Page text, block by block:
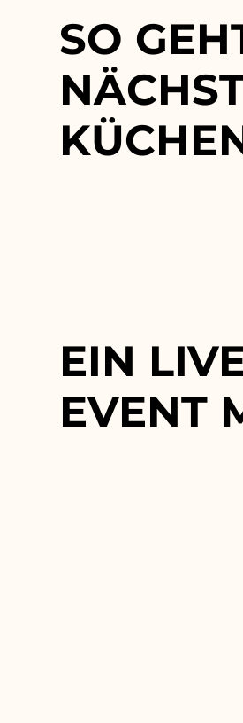
SO
EIN
EVENT